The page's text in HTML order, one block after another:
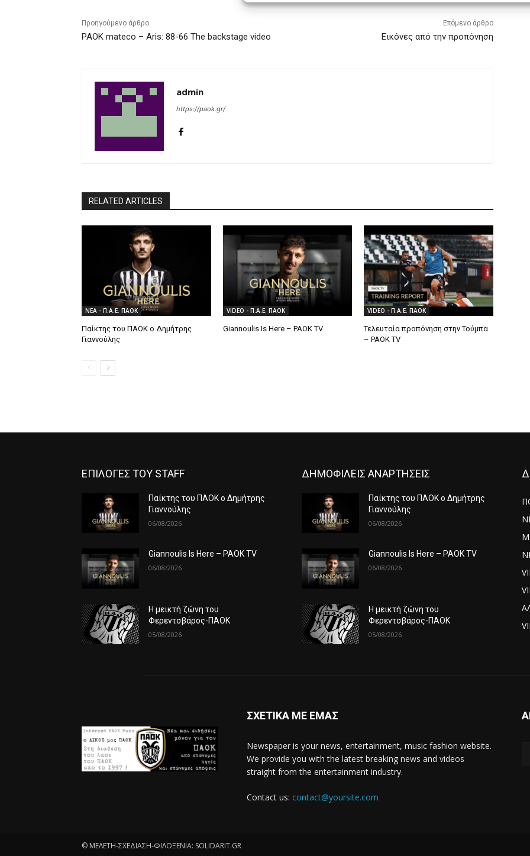
Προηγούμενο άρθρο
PAOK mateco – Aris: 88-66 The backstage video
Επόμενο άρθρο
Εικόνες από την προπόνηση
admin
https://paok.gr/
RELATED ARTICLES
ΝΕΑ - Π.Α.Ε. ΠΑΟΚ
Παίκτης του ΠΑΟΚ ο Δημήτρης
Γιαννούλης
VIDEO - Π.Α.Ε. ΠΑΟΚ
Giannoulis Is Here – PAOK TV
VIDEO - Π.Α.Ε. ΠΑΟΚ
Τελευταία προπόνηση στην Τούμπα
– PAOK TV
ΕΠΙΛΟΓΕΣ ΤΟΥ STAFF
Παίκτης του ΠΑΟΚ ο Δημήτρης
Γιαννούλης
06/08/2026
Giannoulis Is Here – PAOK TV
06/08/2026
Η μεικτή ζώνη του
Φερεντσβάρος-ΠΑΟΚ
05/08/2026
ΔΗΜΟΦΙΛΕΙΣ ΑΝΑΡΤΗΣΕΙΣ
Παίκτης του ΠΑΟΚ ο Δημήτρης
Γιαννούλης
06/08/2026
Giannoulis Is Here – PAOK TV
06/08/2026
Η μεικτή ζώνη του
Φερεντσβάρος-ΠΑΟΚ
05/08/2026
ΣΧΕΤΙΚΑ ΜΕ ΕΜΑΣ
Newspaper is your news, entertainment, music fashion website.
We provide you with the latest breaking news and videos
straight from the entertainment industry.
Contact us: contact@yoursite.com
© ΜΕΛΕΤΗ-ΣΧΕΔΙΑΣΗ-ΦΙΛΟΞΕΝΙΑ: SOLIDARIT.GR